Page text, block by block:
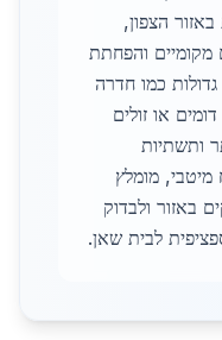
הצפון,
מקומיים והפחתת
כמו חדרה
או זולים
ותשתיות
מיטבי, מומלץ
באזור ולבדוק
לבית שאן.